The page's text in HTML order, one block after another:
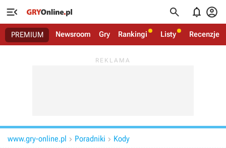
   
PREMIUM Newsroom Gry Rankingi Listy Recenzje
www.gry-online.pl  Poradniki  Kody